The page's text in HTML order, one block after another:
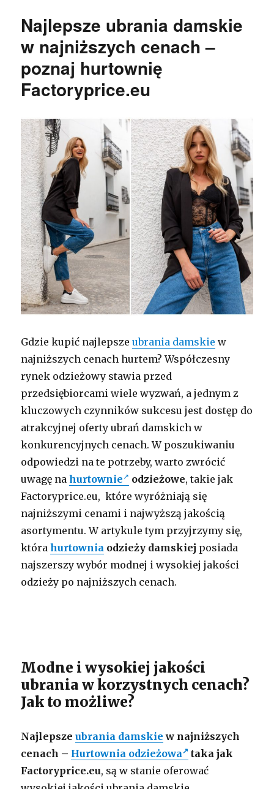
Najlepsze ubrania damskie
w najniższych cenach –
poznaj hurtownię
Factoryprice.eu
Gdzie kupić najlepszeubrania damskie w
najniższych cenach hurtem? Współczesny
rynek odzieżowy stawia przed
przedsiębiorcami wiele wyzwań, a jednym z
kluczowych czynników sukcesu jest dostęp do
atrakcyjnej oferty ubrań damskich w
konkurencyjnych cenach. W poszukiwaniu
odpowiedzi na te potrzeby, warto zwrócić
uwagę nahurtownie odzieżowe, takie jak
Factoryprice.eu, które wyróżniają się
najniższymi cenami i najwyższą jakością
asortymentu. W artykule tym przyjrzymy się,
którahurtownia odzieży damskiej posiada
najszerszy wybór modnej i wysokiej jakości
odzieży po najniższych cenach.
Modne i wysokiej jakości
ubrania w korzystnych cenach?
Jak to możliwe?
Najlepszeubrania damskie w najniższych
cenach – Hurtownia odzieżowa
taka jak
Factoryprice.eu, są w stanie oferować